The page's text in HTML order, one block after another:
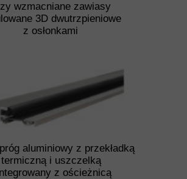
aluminiowy z przekładką
termiczną i uszczelką
z ościeżnicą
wzmacniane zawiasy
3D dwutrzpieniowe
z osłonkami